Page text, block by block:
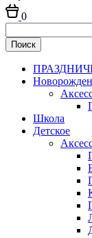
0
Школа
Детское